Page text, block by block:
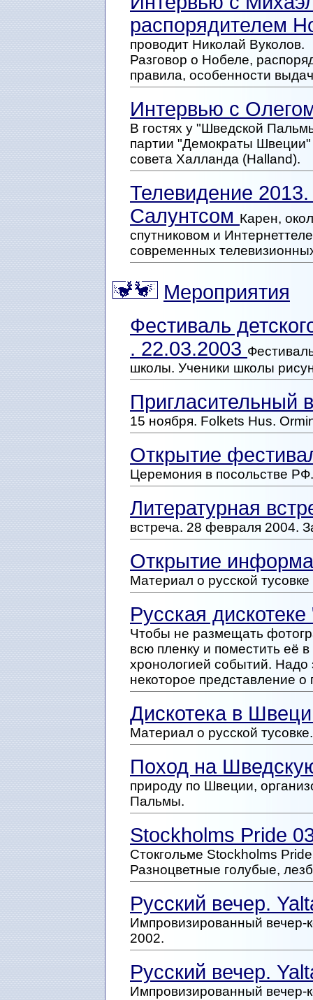
распорядителем
проводит Николай Вуколов.
Разговор о Нобеле,
правила, особенности
Интервью с
В гостях у "Шведской
партии "Демократы Швеции"
совета Халланда (Halland).
Телевидение
Салунтсом Карен,
спутниковом и
современных
Мероприятия
Фестиваль
. 22.03.2003
школы. Ученики школы
Пригласительный
15 ноября. Folkets Hus.
Открытие
Церемония в посольстве
Литературная
встреча. 28 февраля 2004.
Открытие
Материал о русской
Русская
Чтобы не размещать
всю пленку и поместить её
хронологией событий. Надо
некоторое представление
Дискотека в
Материал о русской тусовке.
Поход на
природу по Швеции,
Пальмы.
Stockholms Pride
Стокгольме Stockholms
Разноцветные голубые,
Русский вечер.
Импровизированный вечер-
2002.
Русский вечер.
Импровизированный вечер-